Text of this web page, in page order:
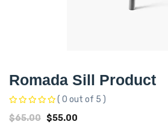
Romada Sill Product
( 0 out of 5 )
$65.00 $55.00